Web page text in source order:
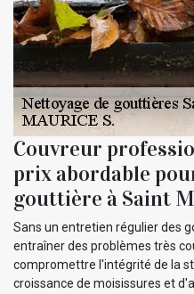
Couvreur
prix abordable
gouttière à Saint
Sans un entretien régulier des
entraîner des problèmes très
compromettre l'intégrité de la
croissance de moisissures et